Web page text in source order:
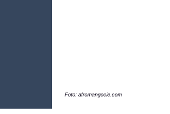
Foto: afromangocie.com